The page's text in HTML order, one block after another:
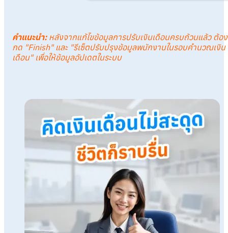
คำแนะนำ: หลังจากแก้ไขข้อมูลการปรับเงินเดือนครบถ้วนแล้ว ต้อง
กด "Finish" และ "รีเซ็ตปรับปรุงข้อมูลพนักงานในรอบคำนวณเงิน
เดือน" เพื่อให้ข้อมูลอัปเดตในระบบ